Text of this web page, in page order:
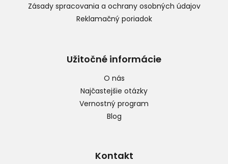
Zásady spracovania a ochrany osobných údajov
Reklamačný poriadok
Užitočné informácie
O nás
Najčastejšie otázky
Vernostný program
Blog
Kontakt